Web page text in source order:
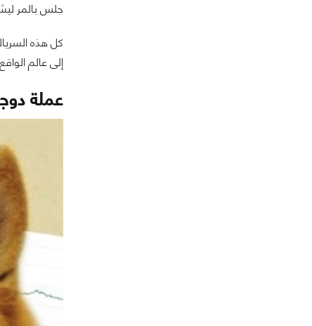
جلس بالمر
كل هذه
إلى عالم
عملة